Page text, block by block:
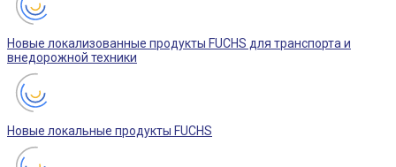
Новые локализованные продукты FUCHS для транспорта и
внедорожной техники
Новые локальные продукты FUCHS